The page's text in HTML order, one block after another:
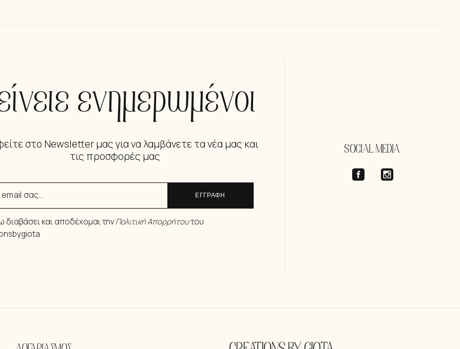
ενημερωμένοι
στο Newsletter μας για να λαμβάνετε τα νέα μας και
τις προσφορές μας
ΕΓΓΡΑΦΗ
διαβάσει και αποδέχομαι τηνΠολιτική Απορρήτουτου
SOCIAL MEDIA